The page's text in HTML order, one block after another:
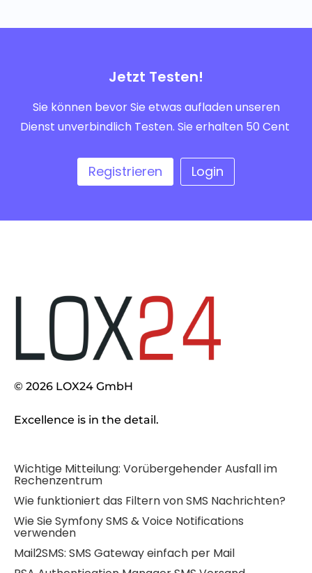
Jetzt Testen!
Sie können bevor Sie etwas aufladen unseren
Dienst unverbindlich Testen. Sie erhalten 50 Cent
Registrieren Login
© 2026 LOX24 GmbH
Excellence is in the detail.
Wichtige Mitteilung: Vorübergehender Ausfall im
Rechenzentrum
Wie funktioniert das Filtern von SMS Nachrichten?
Wie Sie Symfony SMS & Voice Notifications
verwenden
Mail2SMS: SMS Gateway einfach per Mail